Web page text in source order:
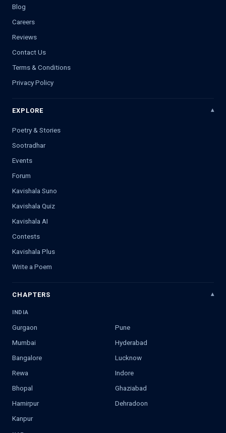
Blog
Careers
Reviews
Contact Us
Terms & Conditions
Privacy Policy
EXPLORE
Poetry & Stories
Sootradhar
Events
Forum
Kavishala Suno
Kavishala Quiz
Kavishala AI
Contests
Kavishala Plus
Write a Poem
CHAPTERS
INDIA
Gurgaon
Pune
Mumbai
Hyderabad
Bangalore
Lucknow
Rewa
Indore
Bhopal
Ghaziabad
Hamirpur
Dehradoon
Kanpur